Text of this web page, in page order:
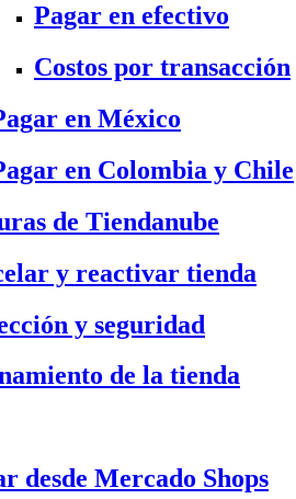
Pagar en efectivo
Costos por transacción
en México
en Colombia y Chile
de Tiendanube
y reactivar tienda
y seguridad
de la tienda
desde Mercado Shops